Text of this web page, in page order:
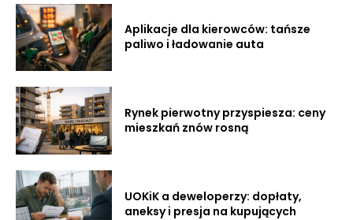
Aplikacje dla kierowców: tańsze
paliwo i ładowanie auta
Rynek pierwotny przyspiesza: ceny
mieszkań znów rosną
UOKiK a deweloperzy: dopłaty,
aneksy i presja na kupujących